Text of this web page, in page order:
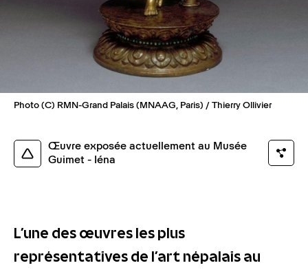
Photo (C) RMN-Grand Palais (MNAAG, Paris) / Thierry Ollivier
Œuvre exposée actuellement au Musée
Guimet - Iéna
L’une des œuvres les plus
représentatives de l’art népalais au